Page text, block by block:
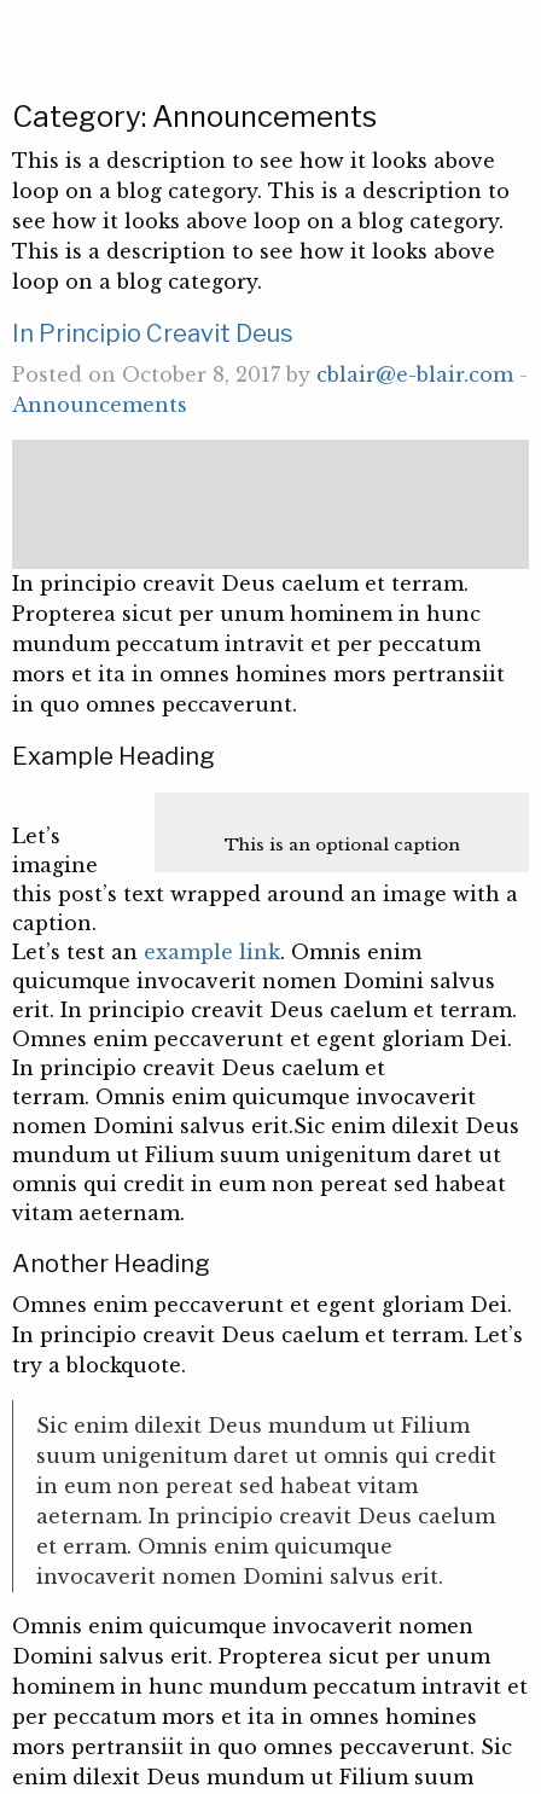
Category: Announcements
This is a description to see how it looks above
loop on a blog category. This is a description to
see how it looks above loop on a blog category.
This is a description to see how it looks above
loop on a blog category.
In Principio Creavit Deus
Posted on October 8, 2017 by cblair@e-blair.com-
Announcements
In principio creavit Deus caelum et terram.
Propterea sicut per unum hominem in hunc
mundum peccatum intravit et per peccatum
mors et ita in omnes homines mors pertransiit
in quo omnes peccaverunt.
Example Heading
This is an optional caption
Let’s
imagine
this post’s text wrapped around an image with a
caption.
Let’s test an example link. Omnis enim
quicumque invocaverit nomen Domini salvus
erit. In principio creavit Deus caelum et terram.
Omnes enim peccaverunt et egent gloriam Dei.
In principio creavit Deus caelum et
terram. Omnis enim quicumque invocaverit
nomen Domini salvus erit.Sic enim dilexit Deus
mundum ut Filium suum unigenitum daret ut
omnis qui credit in eum non pereat sed habeat
vitam aeternam.
Another Heading
Omnes enim peccaverunt et egent gloriam Dei.
In principio creavit Deus caelum et terram. Let’s
try a blockquote.
Sic enim dilexit Deus mundum ut Filium
suum unigenitum daret ut omnis qui credit
in eum non pereat sed habeat vitam
aeternam. In principio creavit Deus caelum
et erram. Omnis enim quicumque
invocaverit nomen Domini salvus erit.
Omnis enim quicumque invocaverit nomen
Domini salvus erit. Propterea sicut per unum
hominem in hunc mundum peccatum intravit et
per peccatum mors et ita in omnes homines
mors pertransiit in quo omnes peccaverunt. Sic
enim dilexit Deus mundum ut Filium suum